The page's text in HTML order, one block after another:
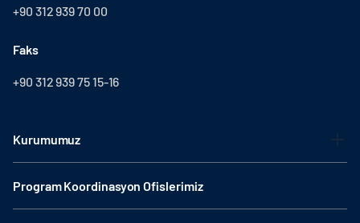
+90 312 939 70 00
Faks
+90 312 939 75 15-16
Kurumumuz
Program Koordinasyon Ofislerimiz